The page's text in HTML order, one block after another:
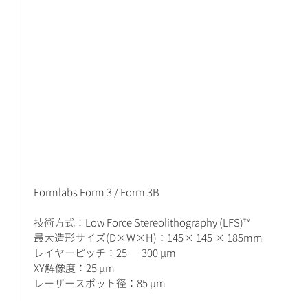
Formlabs Form 3 / Form 3B
技術方式：Low Force Stereolithography (LFS)™
最大造形サイズ(D×W×H)：145× 145 × 185mm
レイヤーピッチ：25 − 300 μm
XY解像度：25 μm
レーザースポット径：85 μm